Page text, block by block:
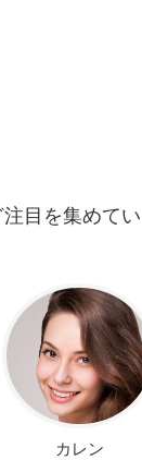
目を集めてい
カレン